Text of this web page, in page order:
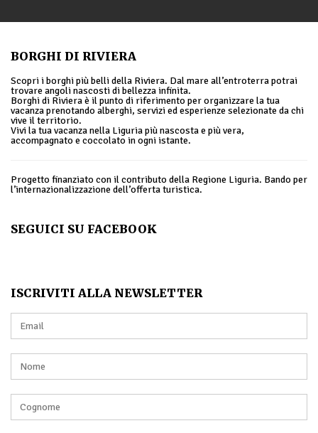
BORGHI DI RIVIERA
Scopri i borghi più belli della Riviera. Dal mare all’entroterra potrai
trovare angoli nascosti di bellezza infinita.
Borghi di Riviera è il punto di riferimento per organizzare la tua
vacanza prenotando alberghi, servizi ed esperienze selezionate da chi
vive il territorio.
Vivi la tua vacanza nella Liguria più nascosta e più vera,
accompagnato e coccolato in ogni istante.
Progetto finanziato con il contributo della Regione Liguria. Bando per
l’internazionalizzazione dell’offerta turistica.
SEGUICI SU FACEBOOK
ISCRIVITI ALLA NEWSLETTER